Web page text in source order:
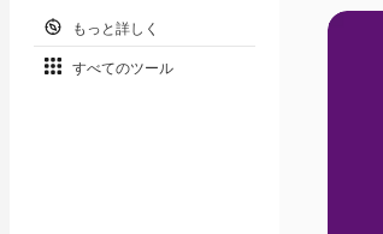
もっと詳しく
すべてのツール